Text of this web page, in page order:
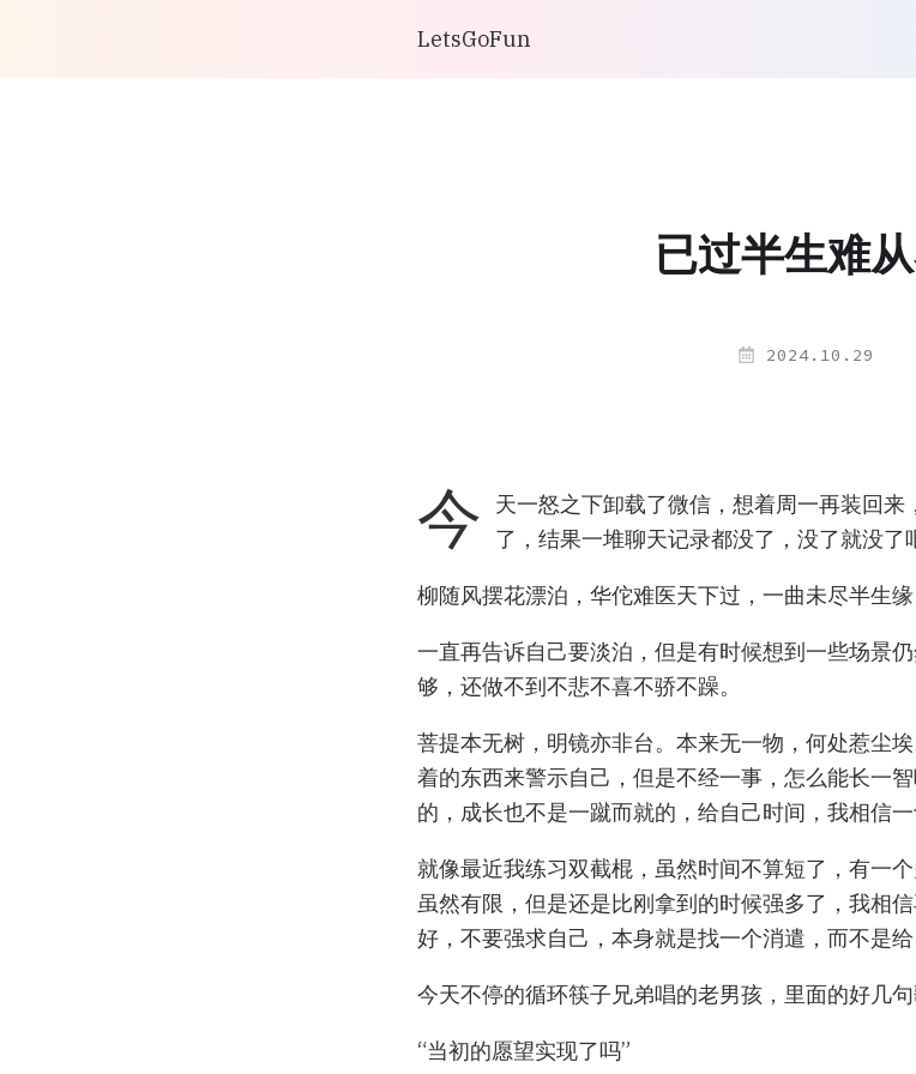
LetsGoFun
已过半生难
2024.10.29
今
天一怒之下卸载了微信，想着周一再装回
了，结果一堆聊天记录都没了，没了就没了
柳随风摆花漂泊，华佗难医天下过，一曲未尽半生
一直再告诉自己要淡泊，但是有时候想到一些场景
够，还做不到不悲不喜不骄不躁。
菩提本无树，明镜亦非台。本来无一物，何处惹尘
着的东西来警示自己，但是不经一事，怎么能长一
的，成长也不是一蹴而就的，给自己时间，我相信一
就像最近我练习双截棍，虽然时间不算短了，有一
虽然有限，但是还是比刚拿到的时候强多了，我相
好，不要强求自己，本身就是找一个消遣，而不是给
今天不停的循环筷子兄弟唱的老男孩，里面的好几句
“当初的愿望实现了吗”